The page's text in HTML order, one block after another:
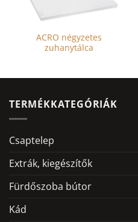
ACRO négyzetes
zuhanytálca
TERMÉKKATEGÓRIÁK
Csaptelep
Extrák, kiegészítők
Fürdőszoba bútor
Kád